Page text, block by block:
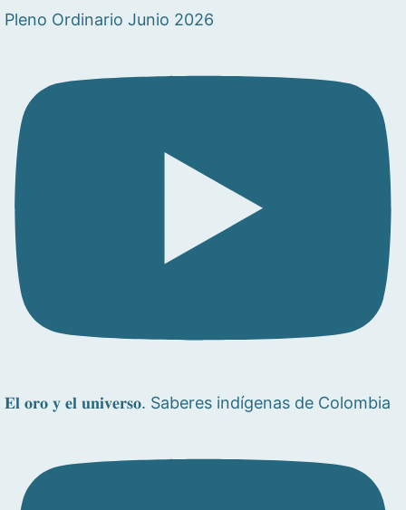
Pleno Ordinario Junio 2026
𝐄𝐥 𝐨𝐫𝐨 𝐲 𝐞𝐥 𝐮𝐧𝐢𝐯𝐞𝐫𝐬𝐨. Saberes indígenas de Colombia